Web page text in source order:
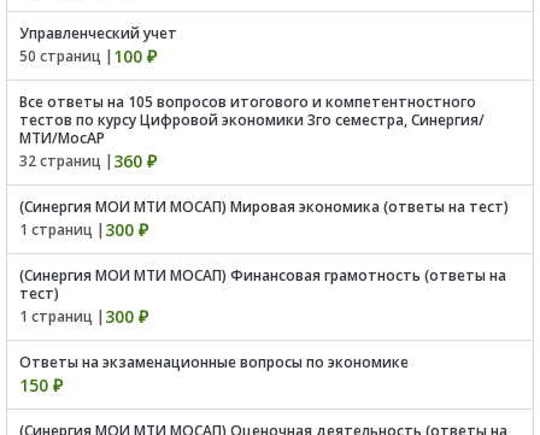
Управленческий учет
50 страниц | 100 ₽
Все ответы на 105 вопросов итогового и компетентностного
тестов по курсу Цифровой экономики 3го семестра, Синергия/
МТИ/МосАР
32 страниц | 360 ₽
(Синергия МОИ МТИ МОСАП) Мировая экономика (ответы на тест)
1 страниц | 300 ₽
(Синергия МОИ МТИ МОСАП) Финансовая грамотность (ответы на
тест)
1 страниц | 300 ₽
Ответы на экзаменационные вопросы по экономике
150 ₽
(Синергия МОИ МТИ МОСАП) Оценочная деятельность (ответы на